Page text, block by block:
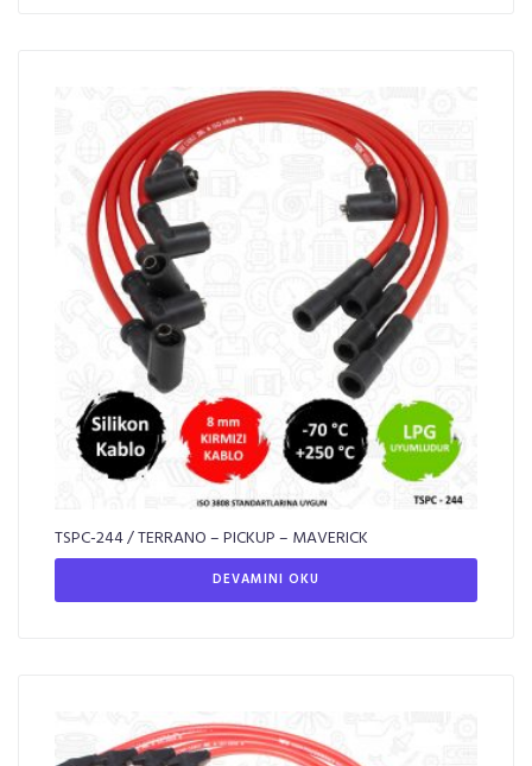
TSPC-244 / TERRANO – PICKUP – MAVERICK
DEVAMINI OKU